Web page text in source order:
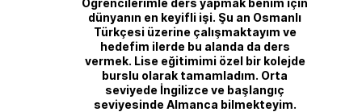
Öğrencilerimle ders yapmak benim için
dünyanın en keyifli işi. Şu an Osmanlı
Türkçesi üzerine çalışmaktayım ve
hedefim ilerde bu alanda da ders
vermek. Lise eğitimimi özel bir kolejde
burslu olarak tamamladım. Orta
seviyede İngilizce ve başlangıç
seviyesinde Almanca bilmekteyim.